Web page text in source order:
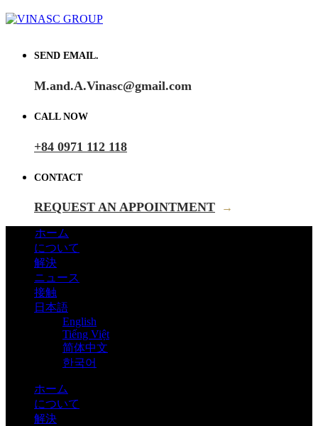
SEND EMAIL.
M.and.A.Vinasc@gmail.com
CALL NOW
+84 0971 112 118
CONTACT
REQUEST AN APPOINTMENT →
ホーム
について
解決
ニュース
接触
日本語
English
Tiếng Việt
简体中文
한국어
ホーム
について
解決